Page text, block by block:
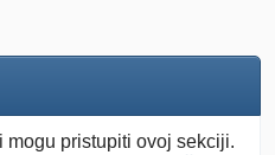
mogu pristupiti ovoj sekciji.